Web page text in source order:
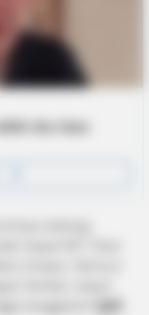
sedang
kapal MT Clear
Ampar. Namun
Vender, kapal
tenggelam.